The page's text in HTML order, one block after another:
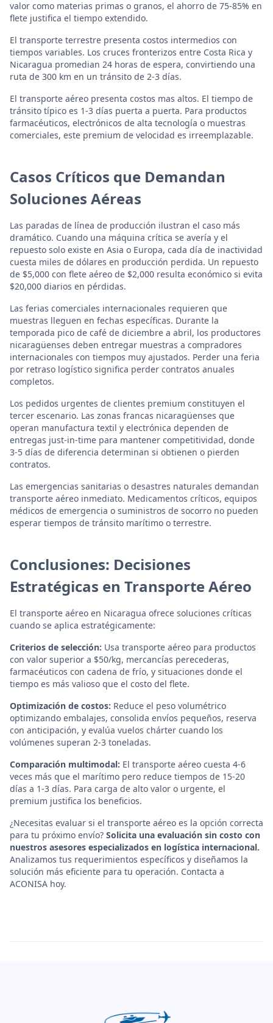
valor como materias primas o granos, el ahorro de 75-85% en
flete justifica el tiempo extendido.
El transporte terrestre presenta costos intermedios con
tiempos variables. Los cruces fronterizos entre Costa Rica y
Nicaragua promedian 24 horas de espera, convirtiendo una
ruta de 300 km en un tránsito de 2-3 días.
El transporte aéreo presenta costos mas altos. El tiempo de
tránsito típico es 1-3 días puerta a puerta. Para productos
farmacéuticos, electrónicos de alta tecnología o muestras
comerciales, este premium de velocidad es irreemplazable.
Casos Críticos que Demandan
Soluciones Aéreas
Las paradas de línea de producción ilustran el caso más
dramático. Cuando una máquina crítica se avería y el
repuesto solo existe en Asia o Europa, cada día de inactividad
cuesta miles de dólares en producción perdida. Un repuesto
de $5,000 con flete aéreo de $2,000 resulta económico si evita
$20,000 diarios en pérdidas.
Las ferias comerciales internacionales requieren que
muestras lleguen en fechas específicas. Durante la
temporada pico de café de diciembre a abril, los productores
nicaragüenses deben entregar muestras a compradores
internacionales con tiempos muy ajustados. Perder una feria
por retraso logístico significa perder contratos anuales
completos.
Los pedidos urgentes de clientes premium constituyen el
tercer escenario. Las zonas francas nicaragüenses que
operan manufactura textil y electrónica dependen de
entregas just-in-time para mantener competitividad, donde
3-5 días de diferencia determinan si obtienen o pierden
contratos.
Las emergencias sanitarias o desastres naturales demandan
transporte aéreo inmediato. Medicamentos críticos, equipos
médicos de emergencia o suministros de socorro no pueden
esperar tiempos de tránsito marítimo o terrestre.
Conclusiones: Decisiones
Estratégicas en Transporte Aéreo
El transporte aéreo en Nicaragua ofrece soluciones críticas
cuando se aplica estratégicamente:
Criterios de selección: Usa transporte aéreo para productos
con valor superior a $50/kg, mercancías perecederas,
farmacéuticos con cadena de frío, y situaciones donde el
tiempo es más valioso que el costo del flete.
Optimización de costos: Reduce el peso volumétrico
optimizando embalajes, consolida envíos pequeños, reserva
con anticipación, y evalúa vuelos chárter cuando los
volúmenes superan 2-3 toneladas.
Comparación multimodal: El transporte aéreo cuesta 4-6
veces más que el marítimo pero reduce tiempos de 15-20
días a 1-3 días. Para carga de alto valor o urgente, el
premium justifica los beneficios.
¿Necesitas evaluar si el transporte aéreo es la opción correcta
para tu próximo envío? Solicita una evaluación sin costo con
nuestros asesores especializados en logística internacional.
Analizamos tus requerimientos específicos y diseñamos la
solución más eficiente para tu operación. Contacta a
ACONISA hoy.